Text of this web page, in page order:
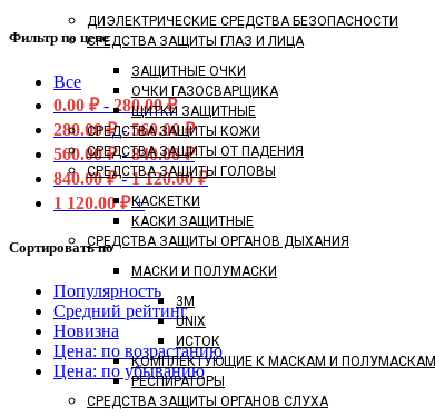
ДИЭЛЕКТРИЧЕСКИЕ СРЕДСТВА БЕЗОПАСНОСТИ
СРЕДСТВА ЗАЩИТЫ ГЛАЗ И ЛИЦА
ЗАЩИТНЫЕ ОЧКИ
ОЧКИ ГАЗОСВАРЩИКА
ЩИТКИ ЗАЩИТНЫЕ
СРЕДСТВА ЗАЩИТЫ КОЖИ
СРЕДСТВА ЗАЩИТЫ ОТ ПАДЕНИЯ
СРЕДСТВА ЗАЩИТЫ ГОЛОВЫ
КАСКЕТКИ
КАСКИ ЗАЩИТНЫЕ
СРЕДСТВА ЗАЩИТЫ ОРГАНОВ ДЫХАНИЯ
МАСКИ И ПОЛУМАСКИ
3M
UNIX
ИСТОК
КОМПЛЕКТУЮЩИЕ К МАСКАМ И ПОЛУМАСКАМ
РЕСПИРАТОРЫ
СРЕДСТВА ЗАЩИТЫ ОРГАНОВ СЛУХА
Фильтр по цене
Все
0.00 ₽- 280.00₽
280.00₽-560.00₽
560.00₽-840.00₽
840.00₽-1 120.00₽
1 120.00₽+
Сортировать по
Популярность
Средний рейтинг
Новизна
Цена: по возрастанию
Цена: по убыванию